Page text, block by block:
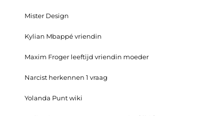
Mister Design
Kylian Mbappé vriendin
Maxim Froger leeftijd vriendin moeder
Narcist herkennen 1 vraag
Yolanda Punt wiki